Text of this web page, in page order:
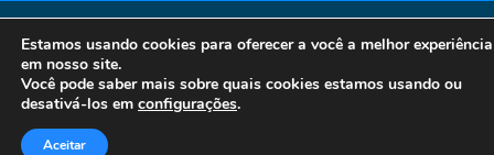
COPYRIGHT 2025 © INSTITUTO ALFA E BETO - 08.458.084/0001-13
Estamos usando cookies para oferecer a você a melhor experiência
em nosso site.
Você pode saber mais sobre quais cookies estamos usando ou
desativá-los em configurações.
Aceitar